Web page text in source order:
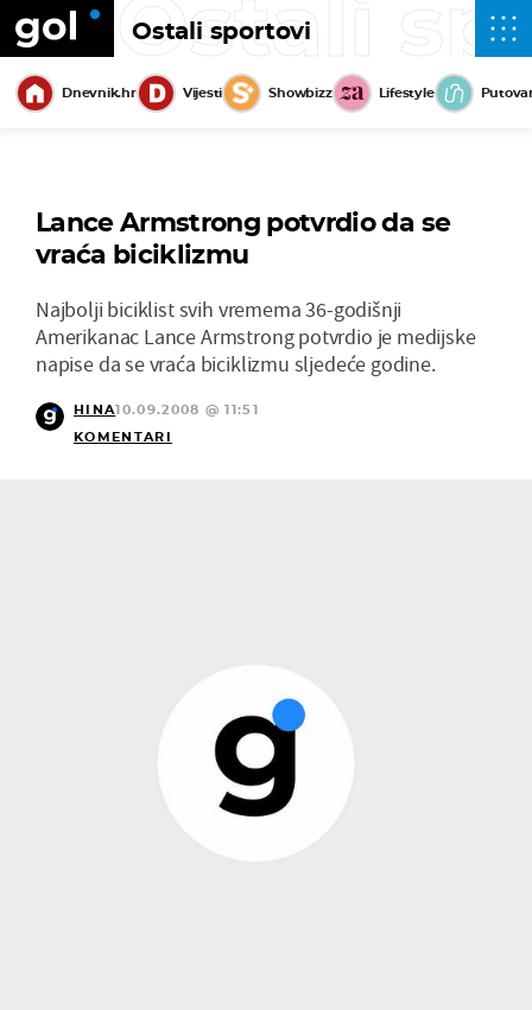
Ostali sportovi
Ostali
Dnevnik.hr Vijesti Showbizz Lifestyle
Lance Armstrong potvrdio da se
vraća biciklizmu
Najbolji biciklist svih vremema 36-godišnji
Amerikanac Lance Armstrong potvrdio je medijske
napise da se vraća biciklizmu sljedeće godine.
HINA10.09.2008 @ 11:51
KOMENTARI